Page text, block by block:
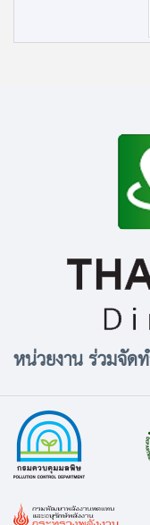
หน่วยงาน ร่วมจัดท